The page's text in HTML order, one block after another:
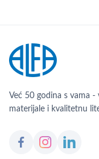
Već 50 godina s vama
materijale i kvalitetnu